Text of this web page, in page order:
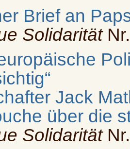
Brief an
Solidarität
Jack
über die
Solidarität